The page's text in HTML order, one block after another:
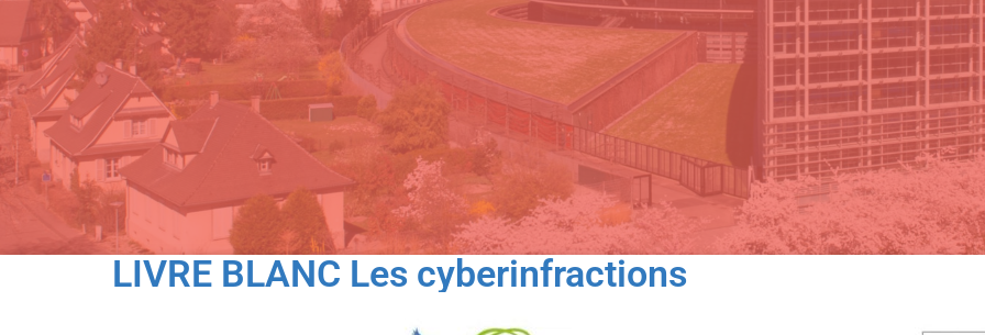
LIVRE BLANC Les cyberinfractions